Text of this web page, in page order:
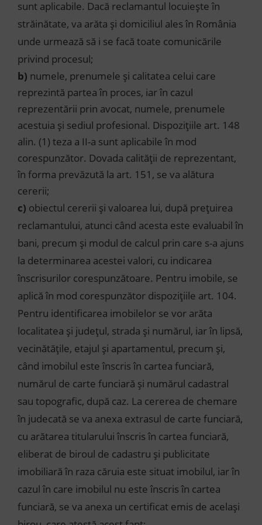
sunt aplicabile. Dacă reclamantul locuieşte în
străinătate, va arăta şi domiciliul ales în România
unde urmează să i se facă toate comunicările
privind procesul;
b) numele, prenumele şi calitatea celui care
reprezintă partea în proces, iar în cazul
reprezentării prin avocat, numele, prenumele
acestuia şi sediul profesional. Dispoziţiile art. 148
alin. (1) teza a II-a sunt aplicabile în mod
corespunzător. Dovada calităţii de reprezentant,
în forma prevăzută la art. 151, se va alătura
cererii;
c) obiectul cererii şi valoarea lui, după preţuirea
reclamantului, atunci când acesta este evaluabil în
bani, precum şi modul de calcul prin care s-a ajuns
la determinarea acestei valori, cu indicarea
înscrisurilor corespunzătoare. Pentru imobile, se
aplică în mod corespunzător dispoziţiile art. 104.
Pentru identificarea imobilelor se vor arăta
localitatea şi judeţul, strada şi numărul, iar în lipsă,
vecinătăţile, etajul şi apartamentul, precum şi,
când imobilul este înscris în cartea funciară,
numărul de carte funciară şi numărul cadastral
sau topografic, după caz. La cererea de chemare
în judecată se va anexa extrasul de carte funciară,
cu arătarea titularului înscris în cartea funciară,
eliberat de biroul de cadastru şi publicitate
imobiliară în raza căruia este situat imobilul, iar în
cazul în care imobilul nu este înscris în cartea
funciară, se va anexa un certificat emis de acelaşi